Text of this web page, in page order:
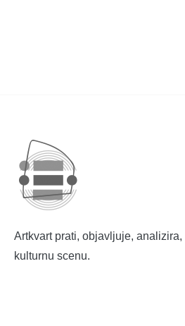
Artkvart prati, objavljuje,
kulturnu scenu.